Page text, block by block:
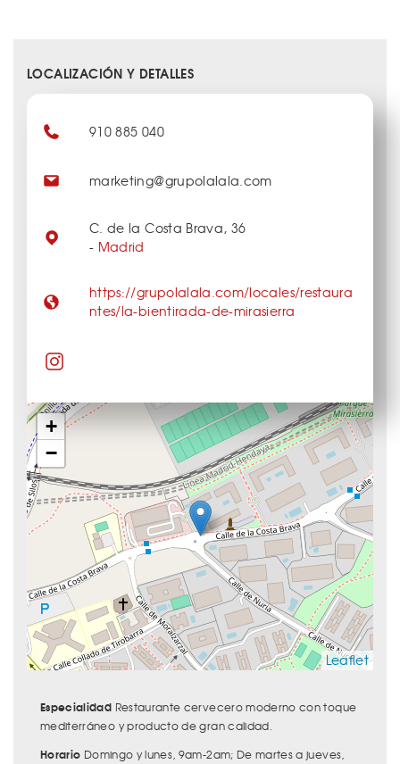
LOCALIZACIÓN Y DETALLES
+
−
Leaflet
910 885 040
marketing@grupolalala.com
C. de la Costa Brava, 36
- Madrid
https://grupolalala.com/locales/restaura
ntes/la-bientirada-de-mirasierra
Especialidad Restaurante cervecero moderno con toque
mediterráneo y producto de gran calidad.
Horario Domingo y lunes, 9am-2am; De martes a jueves,